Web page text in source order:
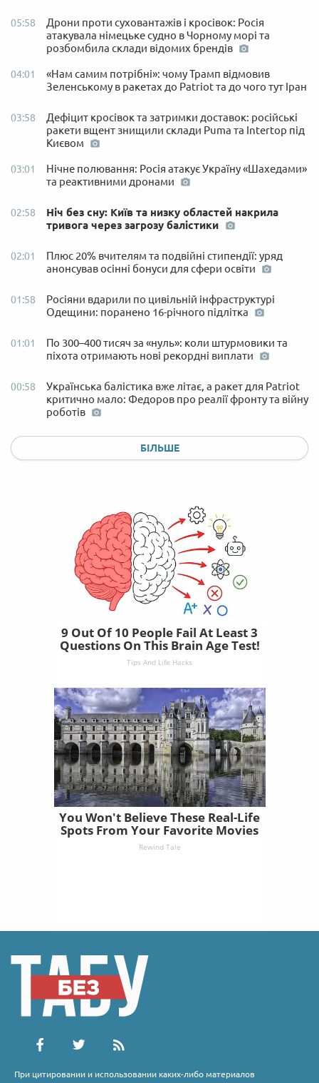
05:58
Дрони проти суховантажів і кросівок: Росія
атакувала німецьке судно в Чорному морі та
розбомбила склади відомих брендів
04:01
«Нам самим потрібні»: чому Трамп відмовив
Зеленському в ракетах до Patriot та до чого тут Іран
03:58
Дефіцит кросівок та затримки доставок: російські
ракети вщент знищили склади Puma та Intertop під
Києвом
03:01
Нічне полювання: Росія атакує Україну «Шахедами»
та реактивними дронами
02:58
Ніч без сну: Київ та низку областей накрила
тривога через загрозу балістики
02:01
Плюс 20% вчителям та подвійні стипендії: уряд
анонсував осінні бонуси для сфери освіти
01:58
Росіяни вдарили по цивільній інфраструктурі
Одещини: поранено 16-річного підлітка
01:01
По 300–400 тисяч за «нуль»: коли штурмовики та
піхота отримають нові рекордні виплати
00:58
Українська балістика вже літає, а ракет для Patriot
критично мало: Федоров про реалії фронту та війну
роботів
БІЛЬШЕ
9 Out Of 10 People Fail At Least 3
Questions On This Brain Age Test!
Tips And Life Hacks
You Won't Believe These Real-Life
Spots From Your Favorite Movies
Rewind Tale
При цитировании и использовании каких-либо материалов